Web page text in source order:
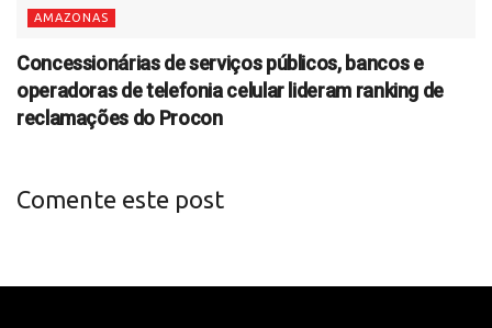
AMAZONAS
Concessionárias de serviços públicos, bancos e
operadoras de telefonia celular lideram ranking de
reclamações do Procon
Comente este post